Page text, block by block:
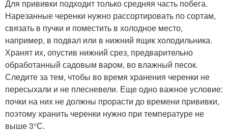
Для прививки подходит только средняя часть побега.
Нарезанные черенки нужно рассортировать по сортам,
связать в пучки и поместить в холодное место,
например, в подвал или в нижний ящик холодильника.
Хранят их, опустив нижний срез, предварительно
обработанный садовым варом, во влажный песок.
Следите за тем, чтобы во время хранения черенки не
пересыхали и не плесневели. Еще одно важное условие:
почки на них не должны прорасти до времени прививки,
поэтому хранить черенки нужно при температуре не
выше 3°С.